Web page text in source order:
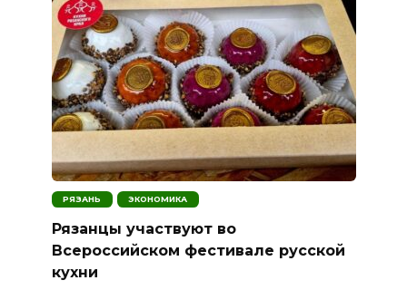
РЯЗАНЬ ЭКОНОМИКА
Рязанцы участвуют во
Всероссийском фестивале русской
кухни